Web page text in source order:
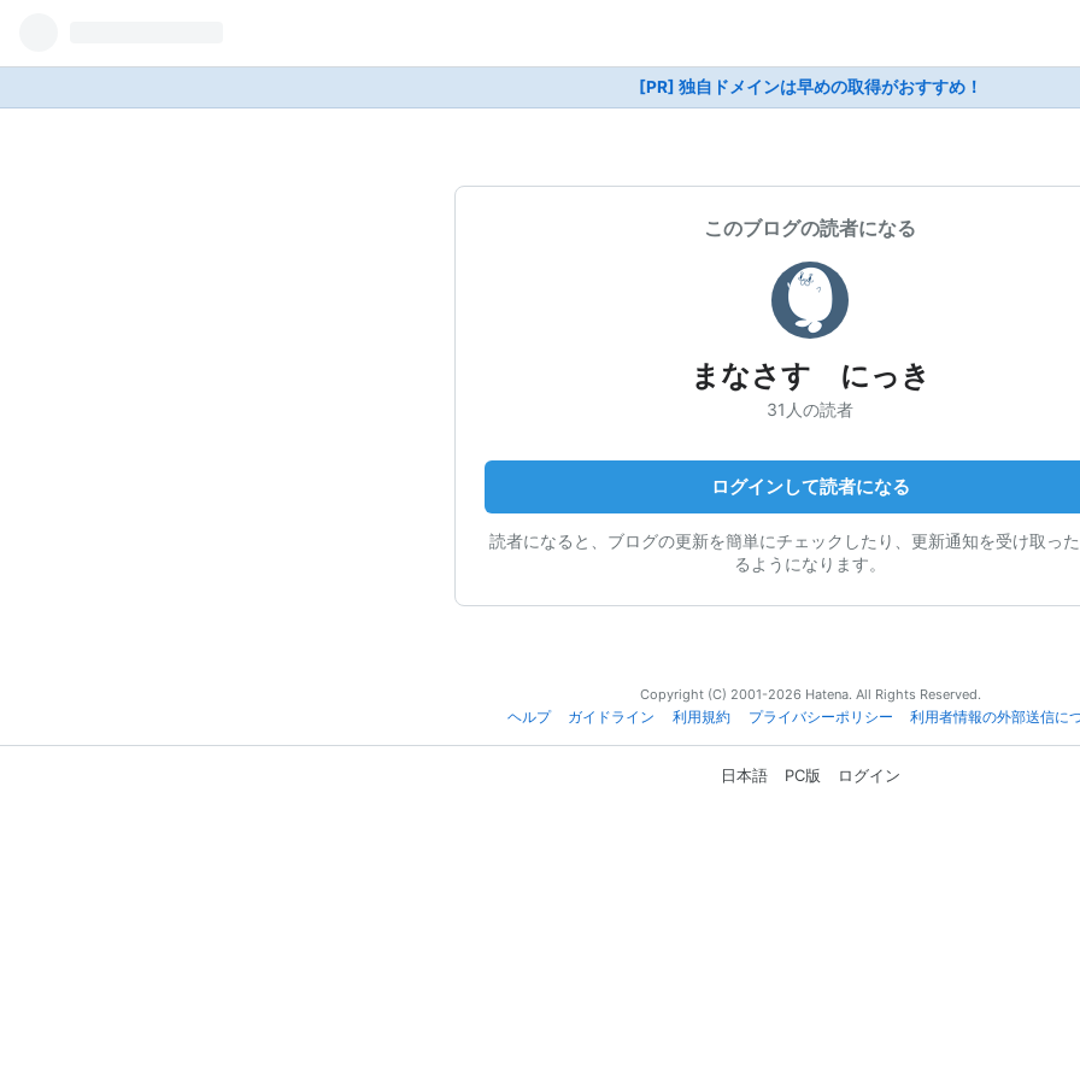
[PR] 独自ドメインは早めの取得がおすすめ！
このブログの読者になる
まなさす にっき
31人の読者
ログインして読者になる
読者になると、ブログの更新を簡単にチェックしたり、更新通知を受け取っ
るようになります。
Copyright (C) 2001-2026 Hatena. All Rights Reserved.
ヘルプ
ガイドライン 利用規約 プライバシーポリシー 利用者情報の外部送信に
日本語 PC版 ログイン